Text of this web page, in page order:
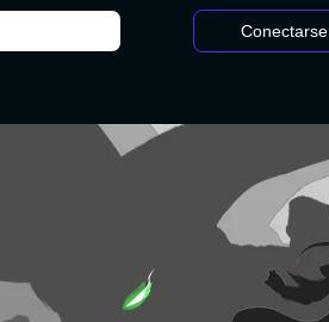
Conectarse